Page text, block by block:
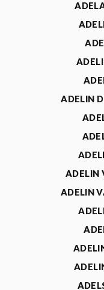
ADELIN
ADELIN
ADELIN